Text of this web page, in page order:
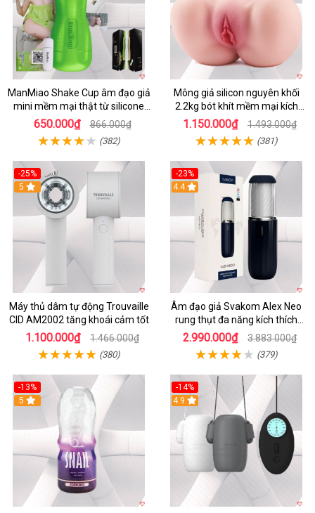
ManMiao Shake Cup âm đạo giả
mini mềm mại thật từ silicone
cao cấp
650.000₫ 866.000₫
(382)
Mông giả silicon nguyên khối
2.2kg bót khít mềm mại kích
thích
1.150.000₫ 1.493.000₫
(381)
-25%
5
Máy thủ dâm tự động Trouvaille
CID AM2002 tăng khoái cảm tốt
1.100.000₫ 1.466.000₫
(380)
-23%
4.4
Âm đạo giả Svakom Alex Neo
rung thụt đa năng kích thích
mạnh
2.990.000₫ 3.883.000₫
(379)
-13%
5
-14%
4.9